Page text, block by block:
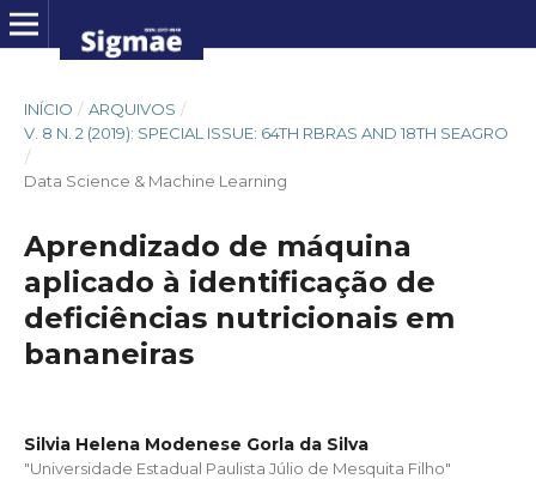
INÍCIO / ARQUIVOS /
V. 8 N. 2 (2019): SPECIAL ISSUE: 64TH RBRAS AND 18TH SEAGRO
/
Data Science & Machine Learning
Aprendizado de máquina
aplicado à identificação de
deficiências nutricionais em
bananeiras
Silvia Helena Modenese Gorla da Silva
"Universidade Estadual Paulista Júlio de Mesquita Filho"